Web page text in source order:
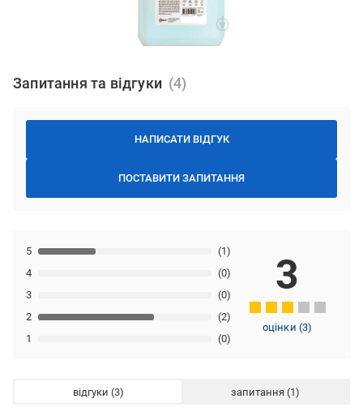
Запитання та відгуки
НАПИСАТИ ВІДГУК
ПОСТАВИТИ ЗАПИТАННЯ
1 (0)
2 (2)
3 (0)
4 (0)
5 (1)
3
оцінки(3)
відгуки запитання